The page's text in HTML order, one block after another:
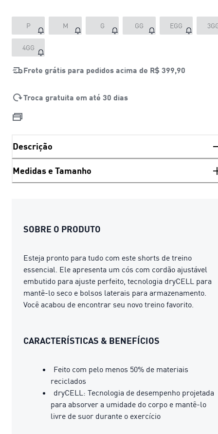
P M G GG EGG
4GG
Frete grátis para pedidos acima de R$ 399,90
Troca gratuita em até 30 dias
Descrição
Medidas e Tamanho
SOBRE O PRODUTO
Esteja pronto para tudo com este shorts de treino
essencial. Ele apresenta um cós com cordão ajustável
embutido para ajuste perfeito, tecnologia dryCELL para
mantê-lo seco e bolsos laterais para armazenamento.
Você acabou de encontrar seu novo treino favorito.
CARACTERÍSTICAS & BENEFÍCIOS
Feito com pelo menos 50% de materiais
reciclados
dryCELL: Tecnologia de desempenho projetada
para absorver a umidade do corpo e mantê-lo
livre de suor durante o exercício